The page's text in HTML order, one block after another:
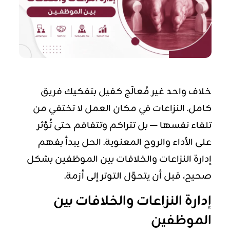
خلاف واحد غير مُعالَج كفيل بتفكيك فريق
كامل. النزاعات في مكان العمل لا تختفي من
تلقاء نفسها — بل تتراكم وتتفاقم حتى تُؤثر
على الأداء والروح المعنوية. الحل يبدأ بفهم
إدارة النزاعات والخلافات بين الموظفين بشكل
صحيح، قبل أن يتحوّل التوتر إلى أزمة.
إدارة النزاعات والخلافات بين
الموظفين